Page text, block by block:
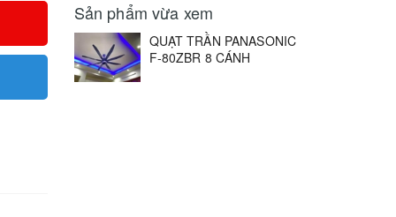
Sản phẩm vừa xem
QUẠT TRẦN PANASONIC
F‑80ZBR 8 CÁNH